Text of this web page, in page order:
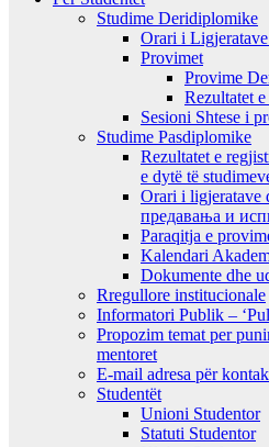
Studime Deridiplomike
Orari i
Provimet
Provime
Rezultatet
Sesioni Shtese i
Studime Pasdiplomike
Rezultatet e
e dytë të
Orari i ligjeratave
предавањa и
Paraqitja e
Kalendari
Dokumente dhe
Rregullore institucionale
Informatori Publik –
Propozim temat per
mentoret
E-mail adresa për
Studentët
Unioni Studentor
Statuti Studentor